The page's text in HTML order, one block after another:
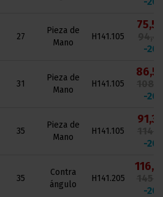
27
Pieza de
Mano
H141.105
-
31
Pieza de
Mano
H141.105
-
35
Pieza de
Mano
H141.105
-
35
Contra
ángulo
H141.205
-